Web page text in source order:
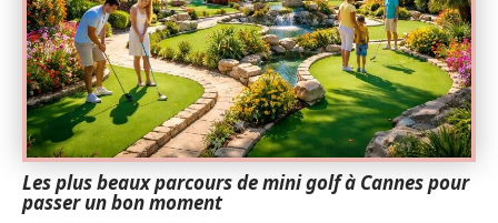
Les plus beaux parcours de mini golf à Cannes pour
passer un bon moment